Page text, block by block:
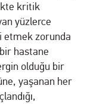
kritik
yüzlerce
etmek zorunda
hastane
olduğu bir
yaşanan her